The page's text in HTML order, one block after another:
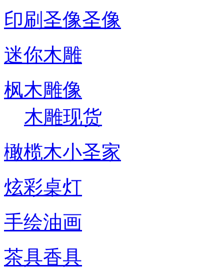
印刷圣像圣像
迷你木雕
枫木雕像
木雕现货
橄榄木小圣家
炫彩桌灯
手绘油画
茶具香具